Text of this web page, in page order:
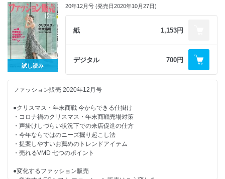
・今月の視点
・編集後記
・EC、SNSとの上手な連動でセールを成功に導く
●毎月の店舗づくりが一目で分かる2021年上半期26週 MDカレンダー
●お客様属性別販売テクニックと時間帯別ルーティン
●「ビューティアイテム」でセンスを磨く
●売れっ子スタッフのカラーレッスン 第５回
●次代を担う国産ブランド
●着実に顧客をつくるオンライン接客とは
【連載・シリーズ・リポート】
・美容トレンド最前線！
・人材マネジメントの処方箋
・労務管理を知ろう
・マーケットを広げるマナーのチカラ
試し読み
20年12月号 (発売日2020年10月27日)
紙 1,153円
デジタル 700円
ファッション販売 2020年12月号
●クリスマス・年末商戦 今からできる仕掛け
・コロナ禍のクリスマス・年末商戦売場対策
・声掛けしづらい状況下での来店促進の仕方
・今年ならではのニーズ掘り起こし法
・提案しやすいお薦めのトレンドアイテム
・売れるVMD 七つのポイント
●変化するファッション販売